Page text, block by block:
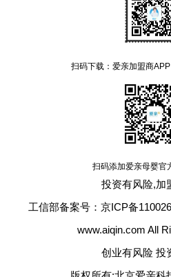
扫码下载：爱亲加盟商
扫码添加爱亲母婴官
投资有风险,加
工信部备案号：京ICP备
www.aiqin.com All
创业有风险 投